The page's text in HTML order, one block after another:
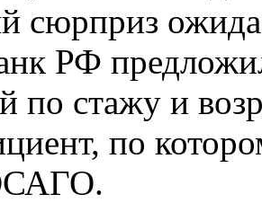
сюрприз
РФ
по стажу и
по